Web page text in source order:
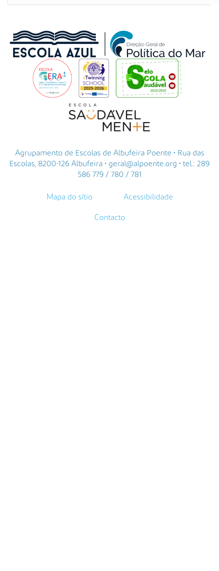
Agrupamento de Escolas de Albufeira Poente • Rua das
Escolas, 8200-126 Albufeira • geral@alpoente.org • tel.: 289
586 779 / 780 / 781
Mapa do sítio Acessibilidade
Contacto